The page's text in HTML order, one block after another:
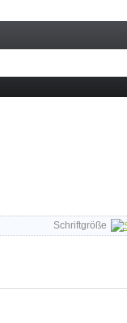
Schriftgröße